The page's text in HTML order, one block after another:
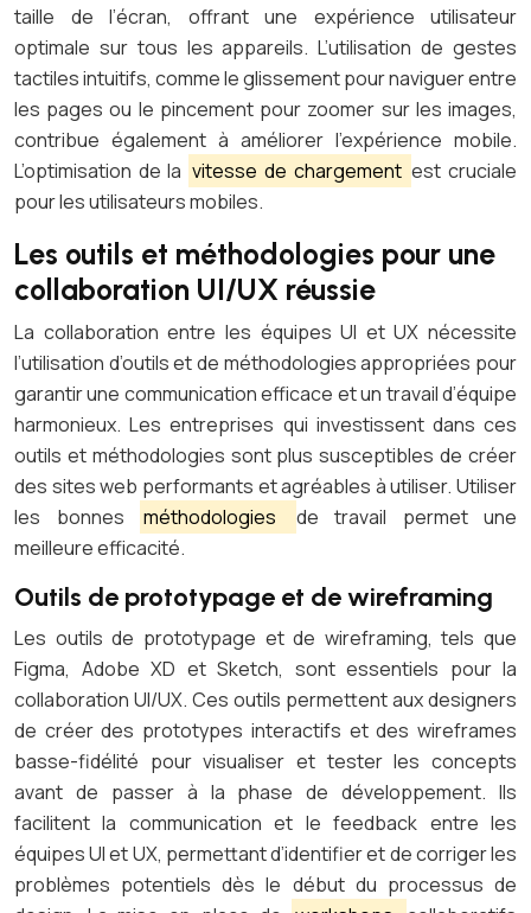
taille de l’écran, offrant une expérience utilisateur
optimale sur tous les appareils. L’utilisation de gestes
tactiles intuitifs, comme le glissement pour naviguer entre
les pages ou le pincement pour zoomer sur les images,
contribue également à améliorer l’expérience mobile.
L’optimisation de la vitesse de chargement est cruciale
pour les utilisateurs mobiles.
Les outils et méthodologies pour une
collaboration UI/UX réussie
La collaboration entre les équipes UI et UX nécessite
l’utilisation d’outils et de méthodologies appropriées pour
garantir une communication efficace et un travail d’équipe
harmonieux. Les entreprises qui investissent dans ces
outils et méthodologies sont plus susceptibles de créer
des sites web performants et agréables à utiliser. Utiliser
les bonnes
méthodologies
de travail permet une
meilleure efficacité.
Outils de prototypage et de wireframing
Les outils de prototypage et de wireframing, tels que
Figma, Adobe XD et Sketch, sont essentiels pour la
collaboration UI/UX. Ces outils permettent aux designers
de créer des prototypes interactifs et des wireframes
basse-fidélité pour visualiser et tester les concepts
avant de passer à la phase de développement. Ils
facilitent la communication et le feedback entre les
équipes UI et UX, permettant d’identifier et de corriger les
problèmes potentiels dès le début du processus de